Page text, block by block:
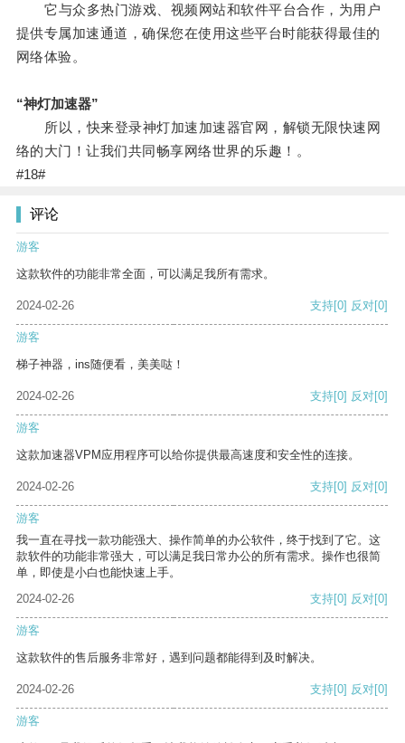
它与众多热门游戏、视频网站和软件平台合作，为用户
提供专属加速通道，确保您在使用这些平台时能获得最佳的
网络体验。
“神灯加速器”
所以，快来登录神灯加速加速器官网，解锁无限快速网
络的大门！让我们共同畅享网络世界的乐趣！。
#18#
评论
游客
这款软件的功能非常全面，可以满足我所有需求。
2024-02-26 支持[0] 反对[0]
游客
梯子神器，ins随便看，美美哒！
2024-02-26 支持[0] 反对[0]
游客
这款加速器VPM应用程序可以给你提供最高速度和安全性的连接。
2024-02-26 支持[0] 反对[0]
游客
我一直在寻找一款功能强大、操作简单的办公软件，终于找到了它。这
款软件的功能非常强大，可以满足我日常办公的所有需求。操作也很简
单，即使是小白也能快速上手。
2024-02-26
支持[0] 反对[0]
游客
这款软件的售后服务非常好，遇到问题都能得到及时解决。
2024-02-26 支持[0] 反对[0]
游客